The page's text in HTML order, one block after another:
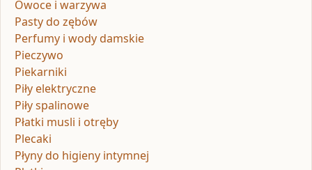
Owoce i warzywa
Pasty do zębów
Perfumy i wody damskie
Pieczywo
Piekarniki
Piły elektryczne
Piły spalinowe
Płatki musli i otręby
Plecaki
Płyny do higieny intymnej